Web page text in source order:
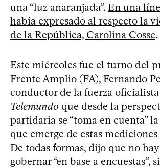
una “luz anaranjada”. En una
había expresado al respecto la
de la República, Carolina Cosse.
Este miércoles fue el turno del
Frente Amplio (FA), Fernando
conductor de la fuerza
Telemundo que desde la
partidaria se “toma en cuenta”
que emerge de estas
De todas formas, dijo que no
gobernar “en base a encuestas”,